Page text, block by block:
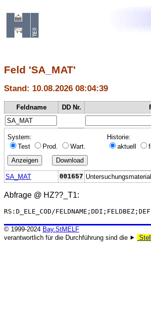
Feld 'SA_MAT'
Stand: 10.08.2026 08:04:39
Feldname DD Nr.
System:
Test
Prod. Wart.
Historie:
aktuell
SA_MAT 001657 Untersuchungsmaterial
Abfrage @ HZ??_T1:
RS:D_ELE_COD/
© 1999-2024 Bay.StMELF
verantwortlich für die Durchführung sind die ⯈